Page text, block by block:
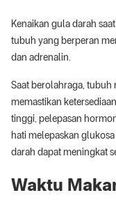
Kenaikan gula darah
tubuh yang berperan
dan adrenalin.
Saat berolahraga,
memastikan
tinggi, pelepasan
hati melepaskan
darah dapat meningkat
Waktu